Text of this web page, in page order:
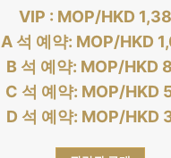
VIP : MOP/HKD
A 석 예약: MOP/HKD
B 석 예약: MOP/HKD 8
C 석 예약: MOP/HKD
D 석 예약: MOP/HKD